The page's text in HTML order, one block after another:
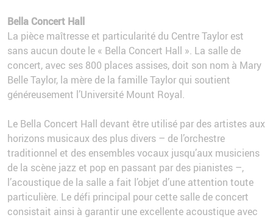
Bella Concert Hall
La pièce maîtresse et particularité du Centre Taylor est
sans aucun doute le « Bella Concert Hall ». La salle de
concert, avec ses 800 places assises, doit son nom à Mary
Belle Taylor, la mère de la famille Taylor qui soutient
généreusement l’Université Mount Royal.
Le Bella Concert Hall devant être utilisé par des artistes aux
horizons musicaux des plus divers – de l’orchestre
traditionnel et des ensembles vocaux jusqu’aux musiciens
de la scène jazz et pop en passant par des pianistes –,
l’acoustique de la salle a fait l’objet d’une attention toute
particulière. Le défi principal pour cette salle de concert
consistait ainsi à garantir une excellente acoustique avec